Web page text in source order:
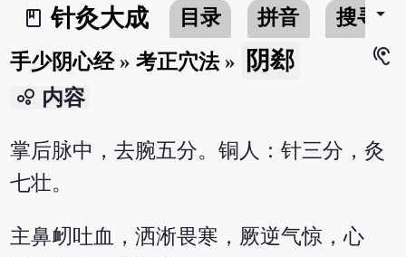
book_2
针灸大成 目录 拼音 搜寻arrow_drop_down
手少阴心经»考正穴法» 阴郄
hearing
bubble_chart 内容
掌后脉中，去腕五分。铜人：针三分，灸
七壮。
主鼻衂吐血，洒淅畏寒，厥逆气惊，心